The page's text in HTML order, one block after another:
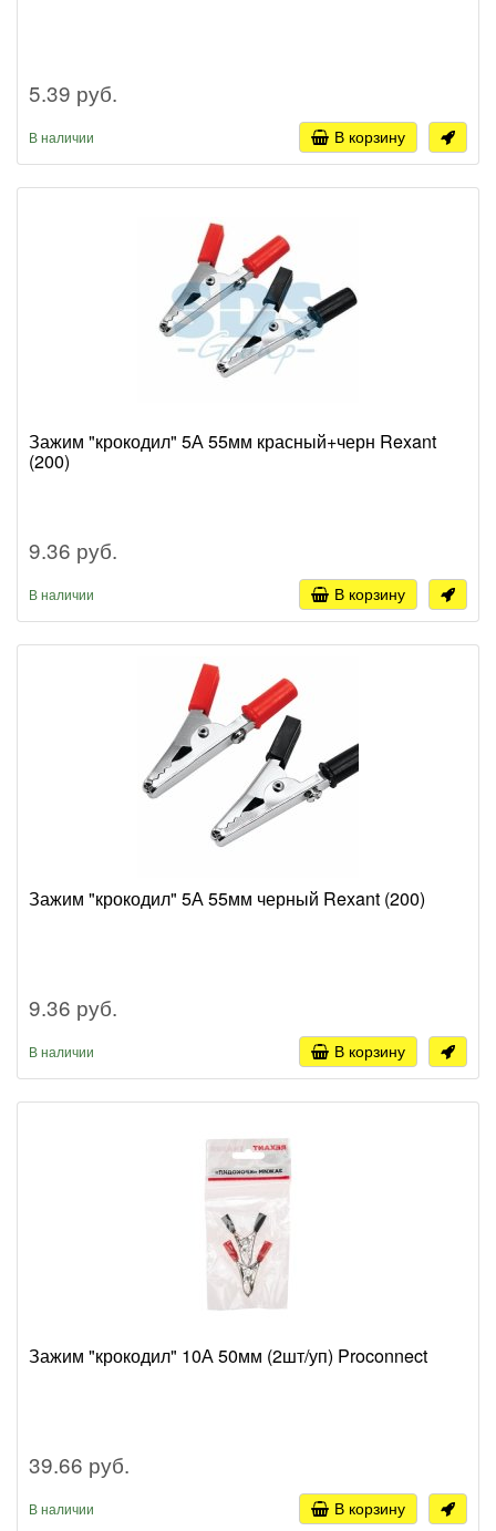
5.39 руб.
В наличии В корзину
Зажим "крокодил" 5А 55мм красный+черн Rexant
(200)
9.36 руб.
В наличии В корзину
Зажим "крокодил" 5А 55мм черный Rexant (200)
9.36 руб.
В наличии В корзину
Зажим "крокодил" 10А 50мм (2шт/уп) Proconnect
39.66 руб.
В наличии В корзину